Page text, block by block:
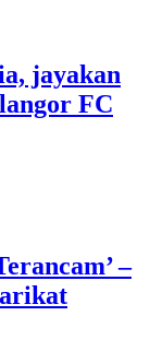
jayakan
FC
–